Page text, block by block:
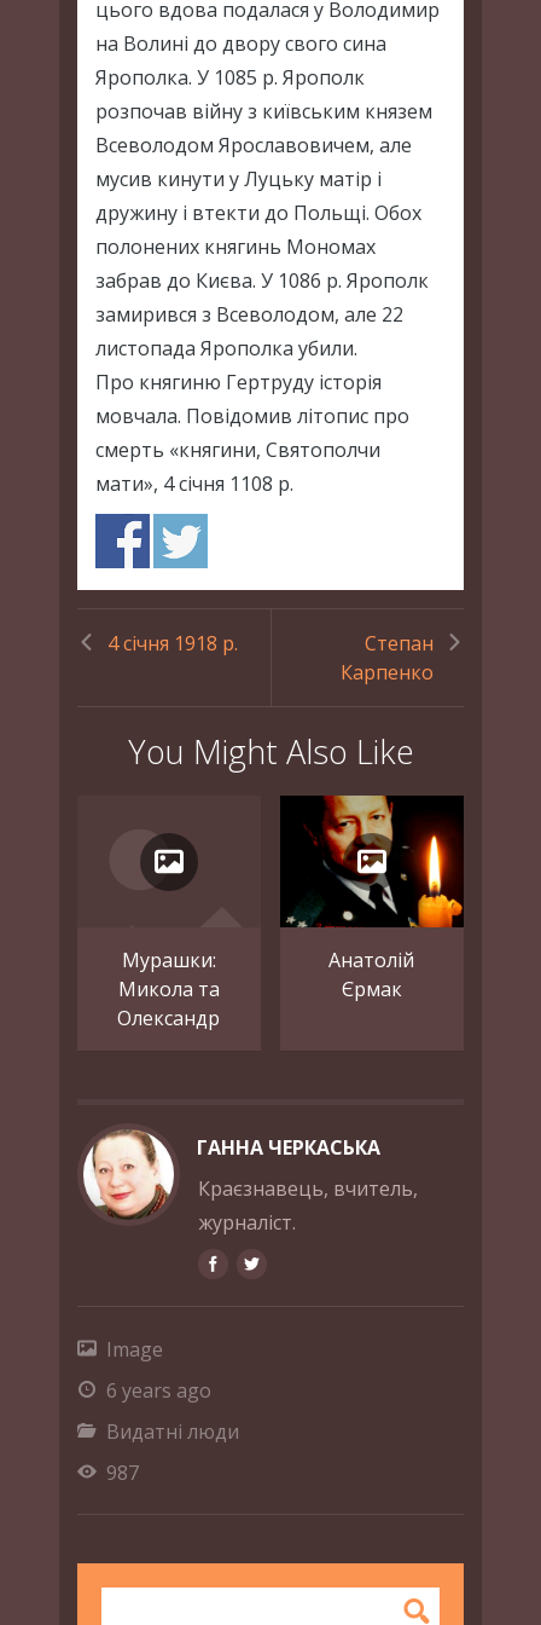
цього вдова подалася у Володимир
на Волині до двору свого сина
Ярополка. У 1085 р. Ярополк
розпочав війну з київським князем
Всеволодом Ярославовичем, але
мусив кинути у Луцьку матір і
дружину і втекти до Польщі. Обох
полонених княгинь Мономах
забрав до Києва. У 1086 р. Ярополк
замирився з Всеволодом, але 22
листопада Ярополка убили.
Про княгиню Гертруду історія
мовчала. Повідомив літопис про
смерть «княгини, Святополчи
мати», 4 січня 1108 р.
4 січня 1918 р.
Степан
Карпенко
You Might Also Like
Мурашки:
Микола та
Олександр
Анатолій
Єрмак
ГАННА ЧЕРКАСЬКА
Краєзнавець, вчитель,
журналіст.
Image
6 years ago
Видатні люди
987